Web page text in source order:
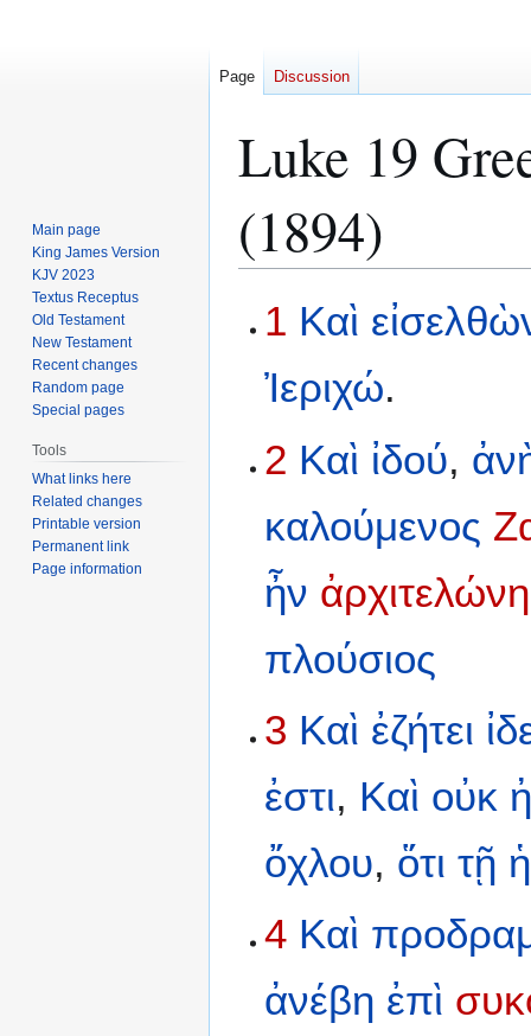
Luke 19
(1894)
toto
1 Καὶ
Ἰεριχώ.
2 Καὶ ἰδού,
καλούμενος
ἦν
πλούσιος
3 Καὶ ἐζήτει
ἐστι, Καὶ οὐκ
ὄχλου, ὅτι τῇ
4 Καὶ
ἀνέβη ἐπὶ
Page Discussion
Main page
King James Version
KJV 2023
Textus Receptus
Old Testament
New Testament
Recent changes
Random page
Special pages
Tools
What links here
Related changes
Printable version
Permanent link
Page information